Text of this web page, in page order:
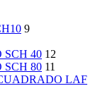
9
SCH 40 12
SCH 80 11
LAF